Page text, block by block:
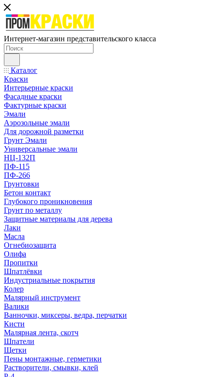
Интернет-магазин представительского класса
Каталог
Краски
Интерьерные краски
Фасадные краски
Фактурные краски
Эмали
Аэрозольные эмали
Для дорожной разметки
Грунт Эмали
Универсальные эмали
НЦ-132П
ПФ-115
ПФ-266
Грунтовки
Бетон контакт
Глубокого проникновения
Грунт по металлу
Защитные материалы для дерева
Лаки
Масла
Огнебиозащита
Олифа
Пропитки
Шпатлёвки
Индустриальные покрытия
Колер
Малярный инструмент
Валики
Ванночки, миксеры, ведра, перчатки
Кисти
Малярная лента, скотч
Шпатели
Щетки
Пены монтажные, герметики
Растворители, смывки, клей